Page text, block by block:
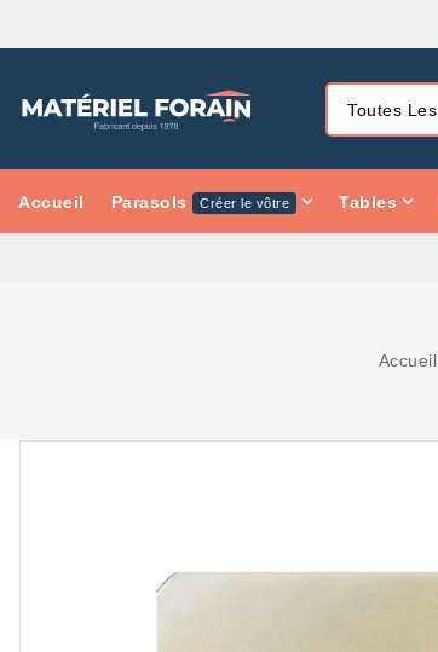
Accueil Parasols Créer le vôtre Tables
Accueil